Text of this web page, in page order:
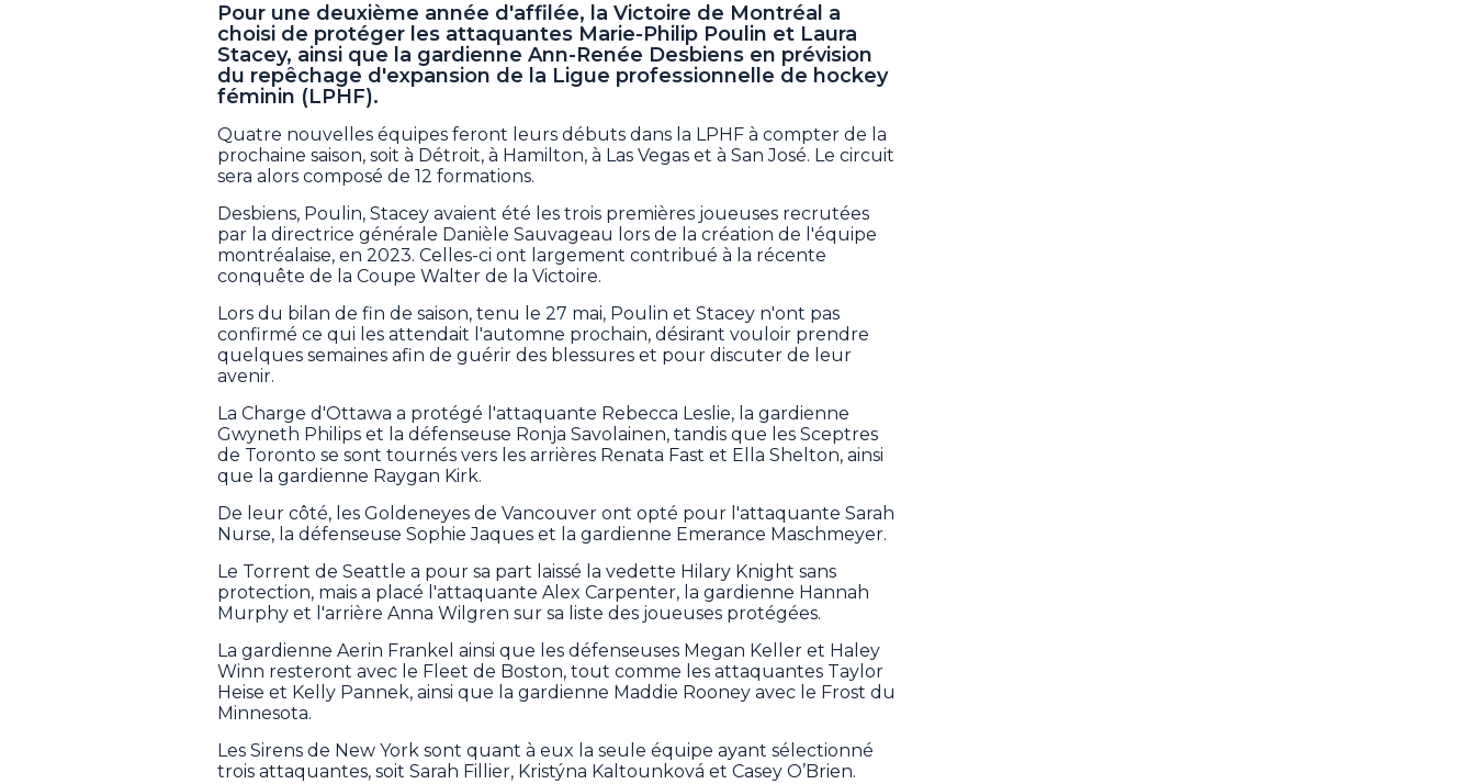
Pour une deuxième année d'affilée, la Victoire de Montréal a
choisi de protéger les attaquantes Marie-Philip Poulin et Laura
Stacey, ainsi que la gardienne Ann-Renée Desbiens en prévision
du repêchage d'expansion de la Ligue professionnelle de hockey
féminin (LPHF).
Quatre nouvelles équipes feront leurs débuts dans la LPHF à compter de la
prochaine saison, soit à Détroit, à Hamilton, à Las Vegas et à San José. Le circuit
sera alors composé de 12 formations.
Desbiens, Poulin, Stacey avaient été les trois premières joueuses recrutées
par la directrice générale Danièle Sauvageau lors de la création de l'équipe
montréalaise, en 2023. Celles-ci ont largement contribué à la récente
conquête de la Coupe Walter de la Victoire.
Lors du bilan de fin de saison, tenu le 27 mai, Poulin et Stacey n'ont pas
confirmé ce qui les attendait l'automne prochain, désirant vouloir prendre
quelques semaines afin de guérir des blessures et pour discuter de leur
avenir.
La Charge d'Ottawa a protégé l'attaquante Rebecca Leslie, la gardienne
Gwyneth Philips et la défenseuse Ronja Savolainen, tandis que les Sceptres
de Toronto se sont tournés vers les arrières Renata Fast et Ella Shelton, ainsi
que la gardienne Raygan Kirk.
De leur côté, les Goldeneyes de Vancouver ont opté pour l'attaquante Sarah
Nurse, la défenseuse Sophie Jaques et la gardienne Emerance Maschmeyer.
Le Torrent de Seattle a pour sa part laissé la vedette Hilary Knight sans
protection, mais a placé l'attaquante Alex Carpenter, la gardienne Hannah
Murphy et l'arrière Anna Wilgren sur sa liste des joueuses protégées.
La gardienne Aerin Frankel ainsi que les défenseuses Megan Keller et Haley
Winn resteront avec le Fleet de Boston, tout comme les attaquantes Taylor
Heise et Kelly Pannek, ainsi que la gardienne Maddie Rooney avec le Frost du
Minnesota.
Les Sirens de New York sont quant à eux la seule équipe ayant sélectionné
trois attaquantes, soit Sarah Fillier, Kristýna Kaltounková et Casey O’Brien.